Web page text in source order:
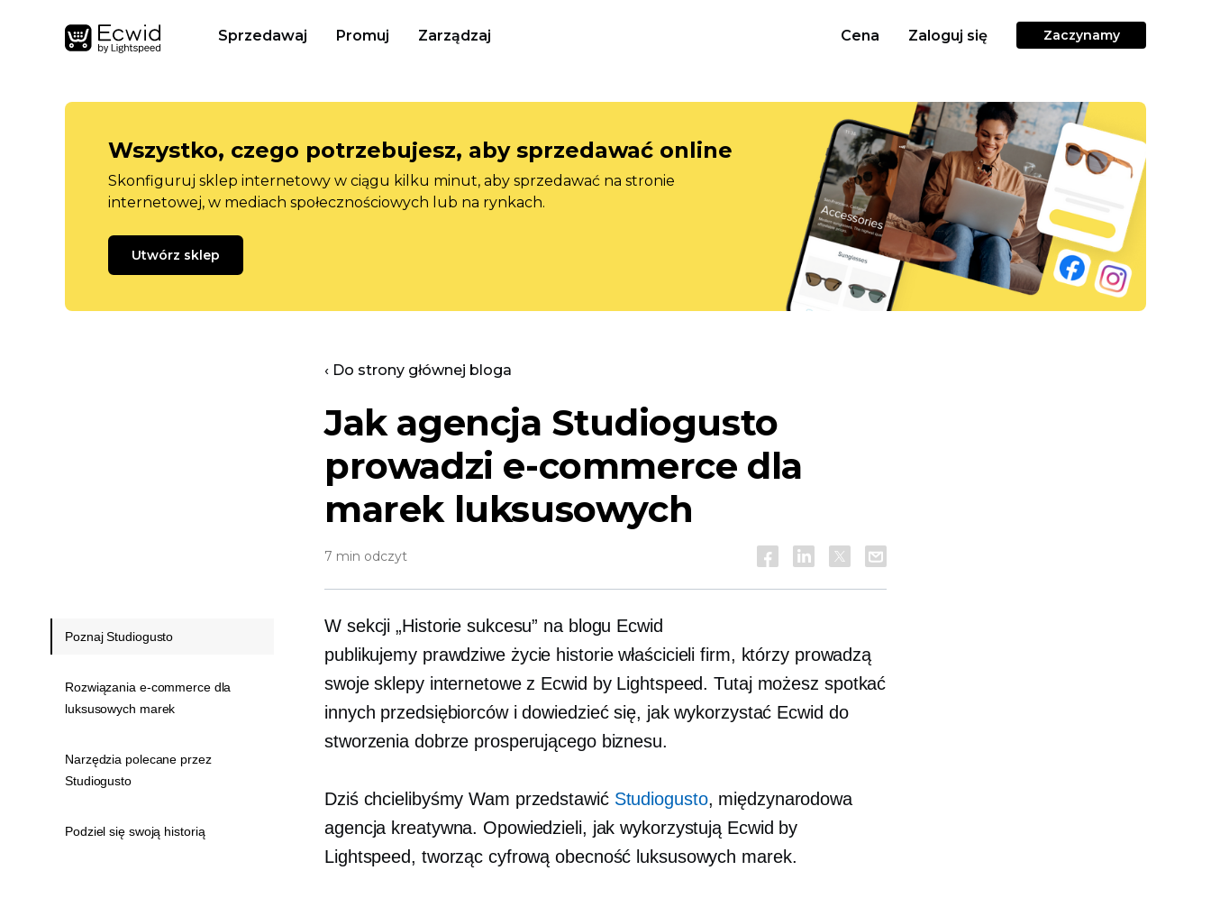
Sprzedawaj Promuj Zarządzaj Cena Zaloguj się Zaczynamy
Wszystko, czego potrzebujesz, aby sprzedawać online
Skonfiguruj sklep internetowy w ciągu kilku minut, aby sprzedawać na stronie
internetowej, w mediach społecznościowych lub na rynkach.
Utwórz sklep
‹ Do strony głównej bloga
Jak agencja Studiogusto
prowadzi e-commerce dla
marek luksusowych
7 min odczyt
W sekcji „Historie sukcesu” na blogu Ecwid
publikujemy prawdziwe życie historie właścicieli firm, którzy prowadzą
swoje sklepy internetowe z Ecwid by Lightspeed. Tutaj możesz spotkać
innych przedsiębiorców i dowiedzieć się, jak wykorzystać Ecwid do
stworzenia dobrze prosperującego biznesu.
Dziś chcielibyśmy Wam przedstawić Studiogusto, międzynarodowa
agencja kreatywna. Opowiedzieli, jak wykorzystują Ecwid by
Lightspeed, tworząc cyfrową obecność luksusowych marek.
Poznaj Studiogusto
Rozwiązania e-commerce dla
luksusowych marek
Narzędzia polecane przez
Studiogusto
Podziel się swoją historią